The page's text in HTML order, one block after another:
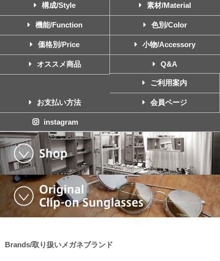
構成/Style 素材/Material
機能/Function 色別/Color
価格別/Price 小物/Accessory
オススメ商品 Q&A
ご利用案内
お支払い方法 会員ページ
instagram
Brands/取り扱いメガネブランド